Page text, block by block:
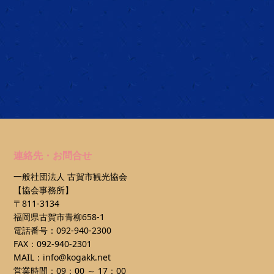
連絡先・お問合せ
一般社団法人 古賀市観光協会
【協会事務所】
〒811-3134
福岡県古賀市青柳658-1
電話番号：092-940-2300
FAX：092-940-2301
MAIL：info@kogakk.net
営業時間：09：00 ～ 17：00